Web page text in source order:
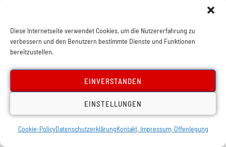
Diese Internetseite verwendet Cookies, um die Nutzererfahrung zu
verbessern und den Benutzern bestimmte Dienste und Funktionen
bereitzustellen.
EINVERSTANDEN
EINSTELLUNGEN
Cookie-PolicyDatenschutzerklärungKontakt, Impressum, Offenlegung
Neuordnung Europas
Der imperialistische Konflikt um die Ukraine ist ein
neuer Wendepunkt der gesamten Weltsituation, der
besonders Europa tief und langfristig trifft. Er umfasst
die zwei größten Länder und Armeen Europas, zwei
ausdifferenzierte moderne Gesellschaften mit einer
großen Arbeiterklasse und technischem Know-how.